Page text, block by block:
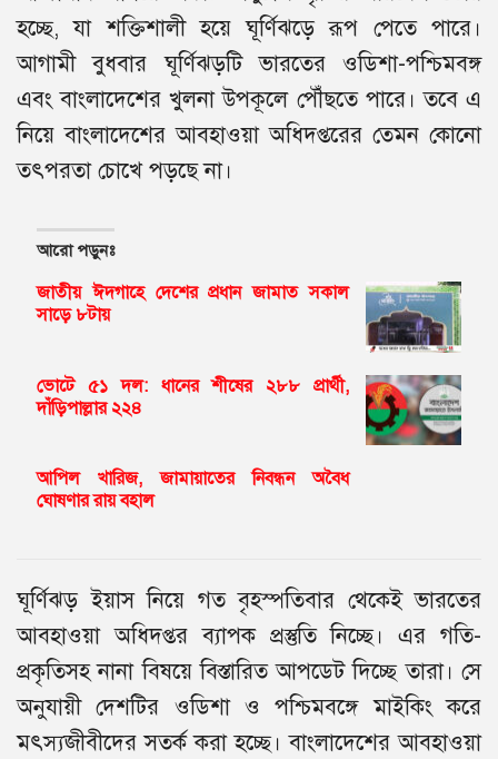
হচ্ছে, যা শক্তিশালী হয়ে ঘূর্ণিঝড়ে রূপ পেতে পারে।
আগামী বুধবার ঘূর্ণিঝড়টি ভারতের ওডিশা-পশ্চিমবঙ্গ
এবং বাংলাদেশের খুলনা উপকূলে পৌঁছতে পারে। তবে এ
নিয়ে বাংলাদেশের আবহাওয়া অধিদপ্তরের তেমন কোনো
তৎপরতা চোখে পড়ছে না।
আরো পড়ুনঃ
জাতীয় ঈদগাহে দেশের প্রধান জামাত সকাল
সাড়ে ৮টায়
ভোটে ৫১ দল: ধানের শীষের ২৮৮ প্রার্থী,
দাঁড়িপাল্লার ২২৪
আপিল খারিজ, জামায়াতের নিবন্ধন অবৈধ
ঘোষণার রায় বহাল
ঘূর্ণিঝড় ইয়াস নিয়ে গত বৃহস্পতিবার থেকেই ভারতের
আবহাওয়া অধিদপ্তর ব্যাপক প্রস্তুতি নিচ্ছে। এর গতি-
প্রকৃতিসহ নানা বিষয়ে বিস্তারিত আপডেট দিচ্ছে তারা। সে
অনুযায়ী দেশটির ওডিশা ও পশ্চিমবঙ্গে মাইকিং করে
মৎস্যজীবীদের সতর্ক করা হচ্ছে। বাংলাদেশের আবহাওয়া